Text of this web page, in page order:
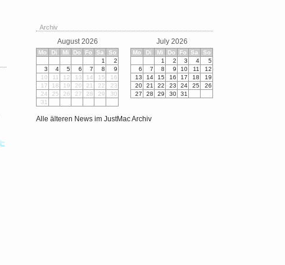
Archiv
August 2026
Mo Di Mi Do Fo Sa
So
1
2
3
4 5 6 7 8
9
10
11 12 13 14 15
16
17
18 19 20 21 22
23
24
25 26 27 28 29
30
31
July 2026
Mo Di Mi Do Fo Sa
So
1
2 3 4
5
6
7 8 9 10 11
12
13
14 15 16 17 18
19
20
21 22 23 24 25
26
27
28 29 30 31
Alle älteren News im JustMac Archiv